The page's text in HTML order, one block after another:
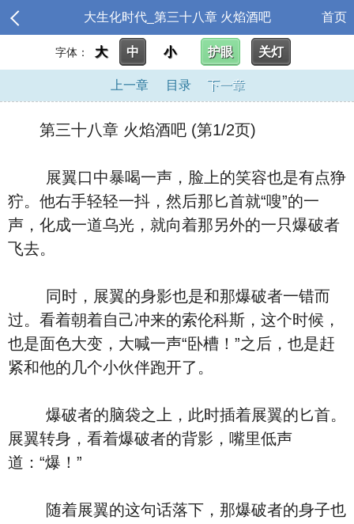
大生化时代_第三十八章 火焰酒吧 首页
字体： 大 中 小 护眼 关灯
上一章 目录 下一章
第三十八章 火焰酒吧 (第1/2页)
展翼口中暴喝一声，脸上的笑容也是有点狰
狞。他右手轻轻一抖，然后那匕首就“嗖”的一
声，化成一道乌光，就向着那另外的一只爆破者
飞去。
同时，展翼的身影也是和那爆破者一错而
过。看着朝着自己冲来的索伦科斯，这个时候，
也是面色大变，大喊一声“卧槽！”之后，也是赶
紧和他的几个小伙伴跑开了。
爆破者的脑袋之上，此时插着展翼的匕首。
展翼转身，看着爆破者的背影，嘴里低声
道：“爆！”
随着展翼的这句话落下，那爆破者的身子也